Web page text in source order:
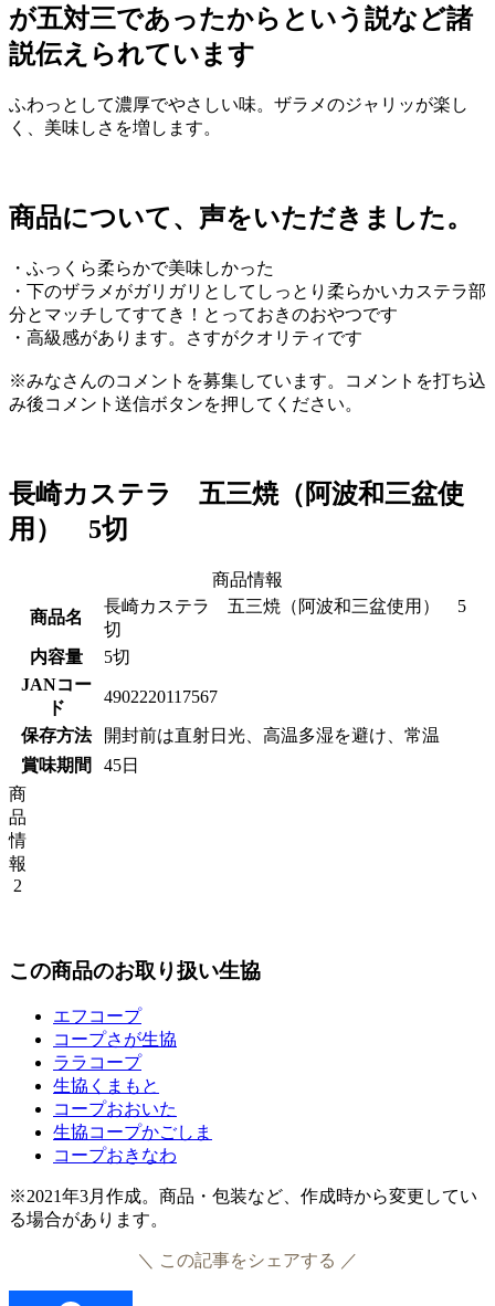
が五対三であったからという説など諸
説伝えられています
ふわっとして濃厚でやさしい味。ザラメのジャリッが楽し
く、美味しさを増します。
商品について、声をいただきました。
・ふっくら柔らかで美味しかった
・下のザラメがガリガリとしてしっとり柔らかいカステラ部
分とマッチしてすてき！とっておきのおやつです
・高級感があります。さすがクオリティです
※みなさんのコメントを募集しています。コメントを打ち込
み後コメント送信ボタンを押してください。
長崎カステラ 五三焼（阿波和三盆使
用） 5切
商品情報
商品名
長崎カステラ 五三焼（阿波和三盆使用） 5
切
内容量
5切
JANコー
ド
4902220117567
保存方法
開封前は直射日光、高温多湿を避け、常温
賞味期間
45日
商
品
情
報
2
この商品のお取り扱い生協
エフコープ
コープさが生協
ララコープ
生協くまもと
コープおおいた
生協コープかごしま
コープおきなわ
※2021年3月作成。商品・包装など、作成時から変更してい
る場合があります。
＼ この記事をシェアする ／